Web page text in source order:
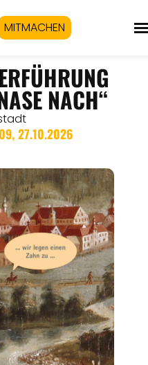
MITMACHEN
NACH“
27.10.2026